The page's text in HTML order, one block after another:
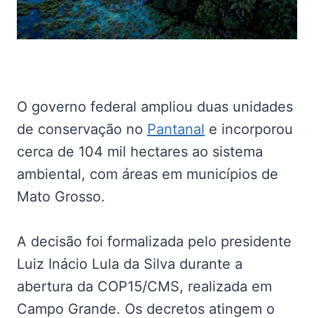
O governo federal ampliou duas unidades
de conservação no Pantanal e incorporou
cerca de 104 mil hectares ao sistema
ambiental, com áreas em municípios de
Mato Grosso.
A decisão foi formalizada pelo presidente
Luiz Inácio Lula da Silva durante a
abertura da COP15/CMS, realizada em
Campo Grande. Os decretos atingem o